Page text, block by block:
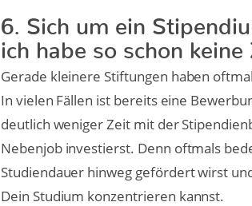
6. Sich um ein
ich habe so schon keine
Gerade kleinere Stiftungen haben
In vielen Fällen ist bereits eine
deutlich weniger Zeit mit der
Nebenjob investierst. Denn oftmals
Studiendauer hinweg gefördert wirst
Dein Studium konzentrieren kannst.